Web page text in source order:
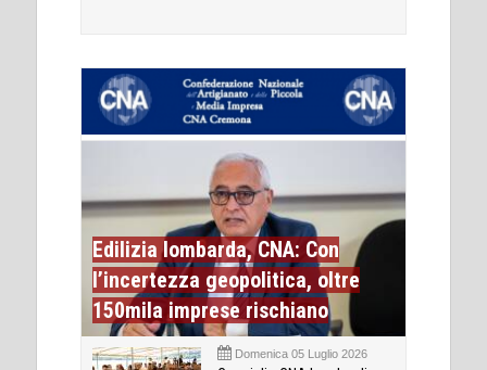
Edilizia lombarda, CNA: Con
l’incertezza geopolitica, oltre
150mila imprese rischiano
Domenica 05 Luglio 2026